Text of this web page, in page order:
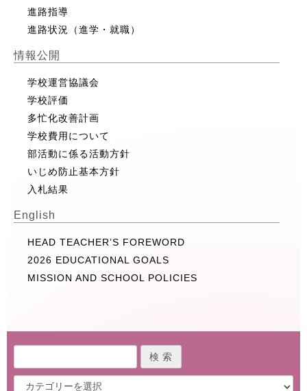
進路指導
進路状況（進学・就職）
情報公開
学校運営協議会
学校評価
多忙化改善計画
学校費用について
部活動に係る活動方針
いじめ防止基本方針
入札結果
English
HEAD TEACHER’S FOREWORD
2026 EDUCATIONAL GOALS
MISSION AND SCHOOL POLICIES